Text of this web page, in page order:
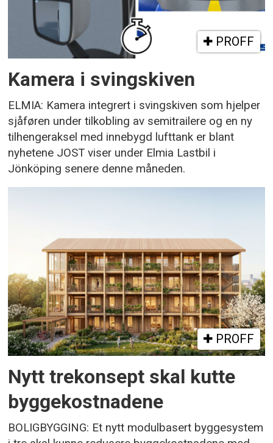
PROFF
Kamera i svingskiven
ELMIA: Kamera integrert i svingskiven som hjelper
sjåføren under tilkobling av semitrailere og en ny
tilhengeraksel med innebygd lufttank er blant
nyhetene JOST viser under Elmia Lastbil i
Jönköping senere denne måneden.
PROFF
Nytt trekonsept skal kutte
byggekostnadene
BOLIGBYGGING: Et nytt modulbasert byggesystem